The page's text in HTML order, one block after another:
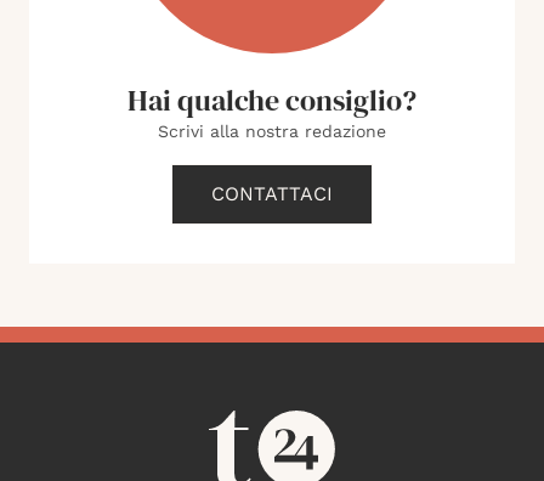
Hai qualche consiglio?
Scrivi alla nostra redazione
CONTATTACI